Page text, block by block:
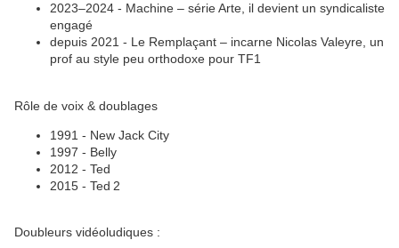
2023–2024 - Machine – série Arte, il devient un syndicaliste
engagé
depuis 2021 - Le Remplaçant – incarne Nicolas Valeyre, un
prof au style peu orthodoxe pour TF1
Rôle de voix & doublages
1991 - New Jack City
1997 - Belly
2012 - Ted
2015 - Ted 2
Doubleurs vidéoludiques :